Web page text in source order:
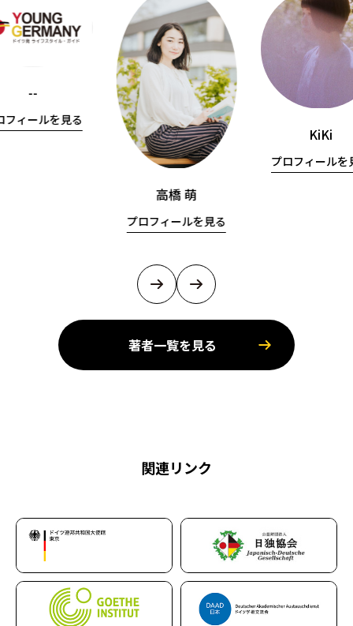
--
フィールを見る
高橋 萌
プロフィールを見る
KiKi
プロフィールを
著者一覧を見る
関連リンク